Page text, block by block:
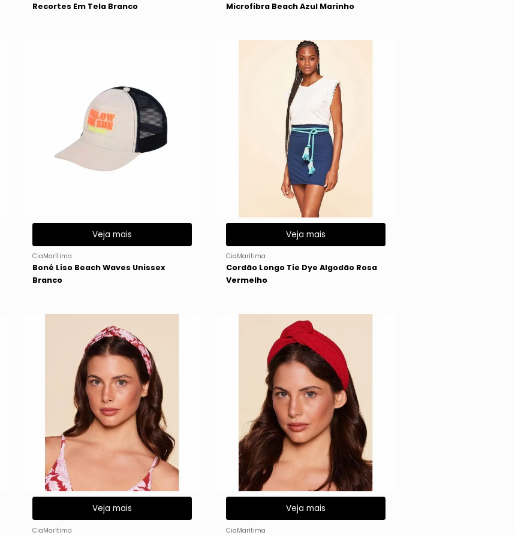
Recortes Em Tela Branco
Microfibra Beach Azul Marinho
Veja mais
CiaMarítima
Boné Liso Beach Waves Unissex
Branco
Veja mais
CiaMarítima
Cordão Longo Tie Dye Algodão Rosa
Vermelho
Veja mais
CiaMarítima
Veja mais
CiaMarítima